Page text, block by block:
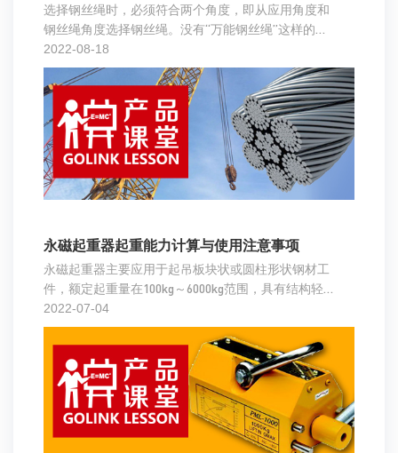
选择钢丝绳时，必须符合两个角度，即从应用角度和
钢丝绳角度选择钢丝绳。没有“万能钢丝绳”这样的绳
索，能够适用于所有用途。这就是钢丝绳为什么会有
那么多的结构型号，以便最好地满足各种应用的需
求。
2022-08-18
永磁起重器起重能力计算与使用注意事项
永磁起重器主要应用于起吊板块状或圆柱形状钢材工
件，额定起重量在100kg～6000kg范围，具有结构轻
巧，操作方便，吸持力强，安全可靠等特点。
2022-07-04